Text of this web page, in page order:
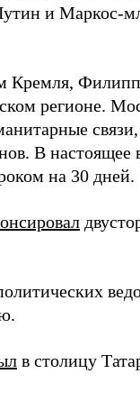
и Маркос-
Кремля,
регионе.
В
на 30 дней.
в столицу